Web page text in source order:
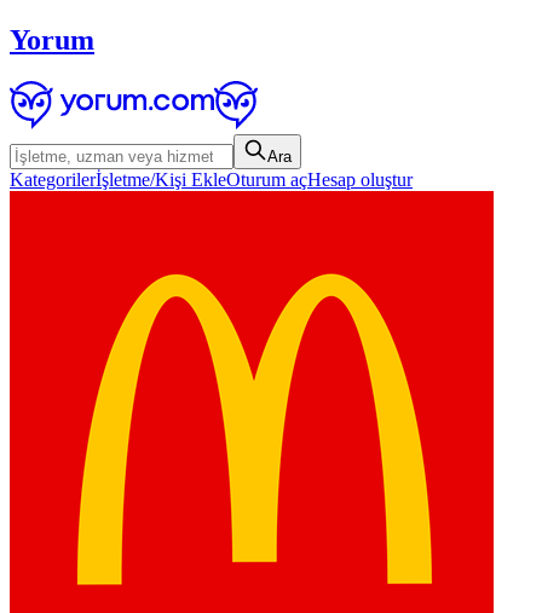
Yorum
Ara
Kategorilerİşletme/Kişi EkleOturum açHesap oluştur